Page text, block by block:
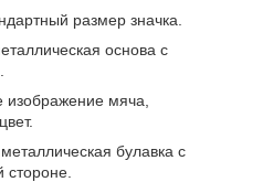
размер значка.
основа с
изображение мяча,
булавка с